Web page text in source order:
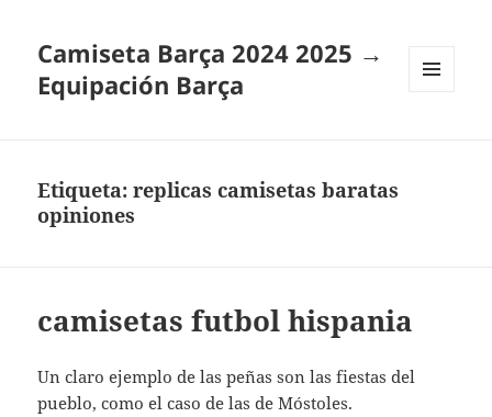
Camiseta Barça 2024 2025 →
Equipación Barça
Etiqueta:replicas camisetas baratas
opiniones
camisetas futbol hispania
Un claro ejemplo de las peñas son las fiestas del
pueblo, como el caso de las de Móstoles.